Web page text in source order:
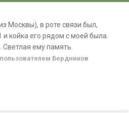
Москвы), в роте связи был,
койка его рядом с моей была.
ему память.
пользователем Бердников